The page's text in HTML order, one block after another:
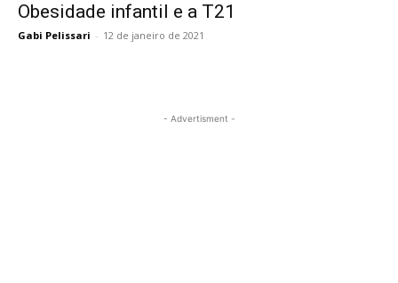
Obesidade infantil e a T21
Gabi Pelissari - 12 de janeiro de 2021
- Advertisment -